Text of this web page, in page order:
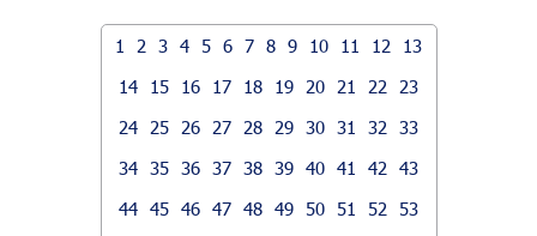
1 2 3 4 5 6 7 8 9 10 11 12
13
14
15 16 17 18 19 20 21 22
23
24
25 26 27 28 29 30 31 32
33
34 35 36 37 38 39 40 41 42
43
44 45 46 47 48 49 50 51 52
53